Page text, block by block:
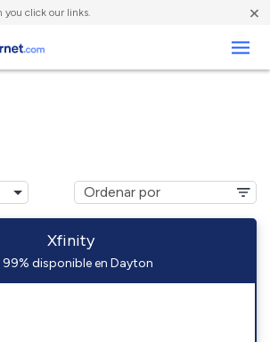
you click our links. ×
Xfinity
99% disponible en Dayton